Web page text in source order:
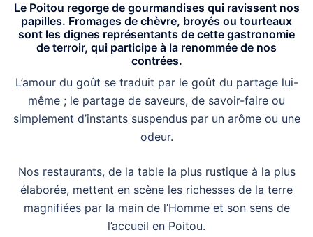
Le Poitou regorge de gourmandises qui ravissent nos
papilles. Fromages de chèvre, broyés ou tourteaux
sont les dignes représentants de cette gastronomie
de terroir, qui participe à la renommée de nos
contrées.
L’amour du goût se traduit par le goût du partage lui-
même ; le partage de saveurs, de savoir-faire ou
simplement d’instants suspendus par un arôme ou une
odeur.
Nos restaurants, de la table la plus rustique à la plus
élaborée, mettent en scène les richesses de la terre
magnifiées par la main de l’Homme et son sens de
l’accueil en Poitou.